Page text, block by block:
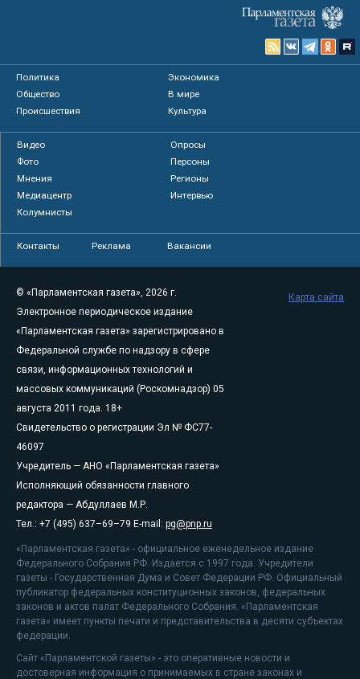
Политика
Экономика
Общество
В мире
Происшествия
Культура
Видео
Опросы
Фото
Персоны
Мнения
Регионы
Медиацентр
Интервью
Колумнисты
Контакты Реклама Вакансии
© «Парламентская газета», 2026 г.
Электронное периодическое издание
«Парламентская газета» зарегистрировано в
Федеральной службе по надзору в сфере
связи, информационных технологий и
массовых коммуникаций (Роскомнадзор) 05
августа 2011 года. 18+
Свидетельство о регистрации Эл № ФС77-
46097
Учредитель — АНО «Парламентская газета»
Исполняющий обязанности главного
редактора — Абдуллаев М.Р.
Тел.: +7 (495) 637–69–79 E-mail: pg@pnp.ru
«Парламентская газета» - официальное еженедельное издание
Федерального Собрания РФ. Издается с 1997 года. Учредители
газеты - Государственная Дума и Совет Федерации РФ. Официальный
публикатор федеральных конституционных законов, федеральных
законов и актов палат Федерального Собрания. «Парламентская
газета» имеет пункты печати и представительства в десяти субъектах
федерации.
Сайт «Парламентской газеты» - это оперативные новости и
достоверная информация о принимаемых в стране законах и
Карта сайта